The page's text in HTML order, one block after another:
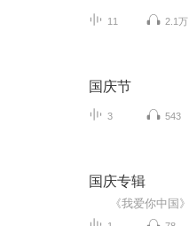
11 2.1万
国庆节
3 543
国庆专辑